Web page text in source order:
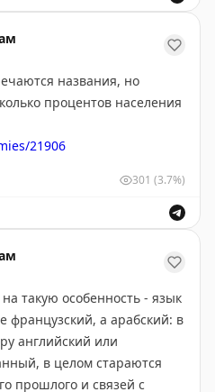
Максе
мы тоже есть) —
со сложным миром
знал, с чего начать.
названия, но
процентов населения
21906
301 (3.7%)
такую особенность - язык
а арабский: в
английский или
в целом стараются
прошлого и связей с